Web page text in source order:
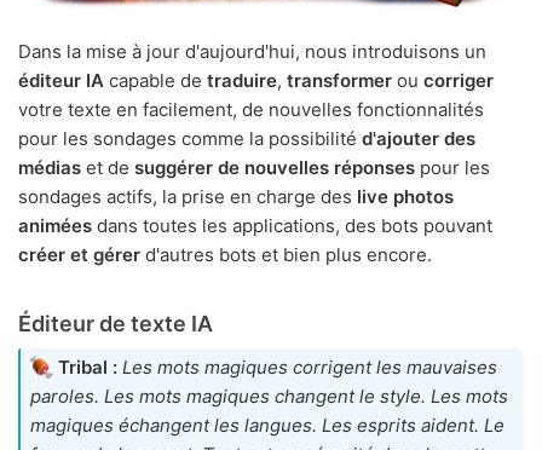
Dans la mise à jour d'aujourd'hui, nous introduisons un
éditeur IA capable de traduire, transformer ou corriger
votre texte en facilement, de nouvelles fonctionnalités
pour les sondages comme la possibilité d'ajouter des
médias et de suggérer de nouvelles réponses pour les
sondages actifs, la prise en charge des live photos
animées dans toutes les applications, des bots pouvant
créer et gérer d'autres bots et bien plus encore.
Éditeur de texte IA
Tribal : Les mots magiques corrigent les mauvaises
paroles. Les mots magiques changent le style. Les mots
magiques échangent les langues. Les esprits aident. Le